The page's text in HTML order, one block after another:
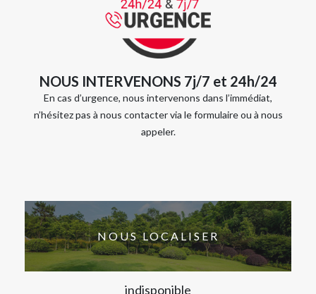
NOUS INTERVENONS 7j/7 et 24h/24
En cas d’urgence, nous intervenons dans l’immédiat,
n’hésitez pas à nous contacter via le formulaire ou à nous
appeler.
NOUS LOCALISER
indisponible